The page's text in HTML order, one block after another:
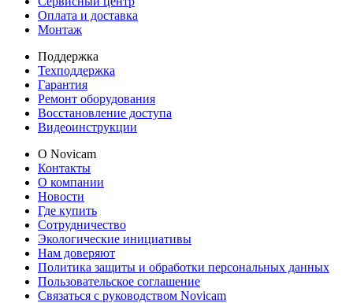
Оплата и доставка
Монтаж
Поддержка
Техподдержка
Гарантия
Ремонт оборудования
Восстановление доступа
Видеоинструкции
О Novicam
Контакты
О компании
Новости
Где купить
Сотрудничество
Экологические инициативы
Нам доверяют
Политика защиты и обработки персональных данных
Пользовательское соглашение
Связаться с руководством Novicam